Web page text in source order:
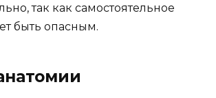
так как самостоятельное
быть опасным.